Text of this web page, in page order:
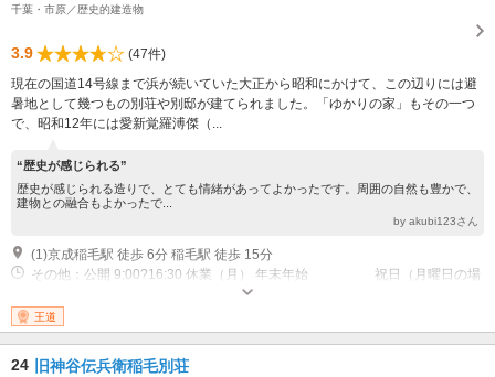
千葉・市原／歴史的建造物
3.9
(47件)
現在の国道14号線まで浜が続いていた大正から昭和にかけて、この辺りには避
暑地として幾つもの別荘や別邸が建てられました。「ゆかりの家」もその一つ
で、昭和12年には愛新覚羅溥傑（...
“歴史が感じられる”
歴史が感じられる造りで、とても情緒があってよかったです。周囲の自然も豊かで、
建物との融合もよかったで...
by akubi123さん
(1)京成稲毛駅 徒歩 6分 稲毛駅 徒歩 15分
その他：公開 9:00?16:30 休業（月） 年末年始 祝日（月曜日の場
王道
24 旧神谷伝兵衛稲毛別荘